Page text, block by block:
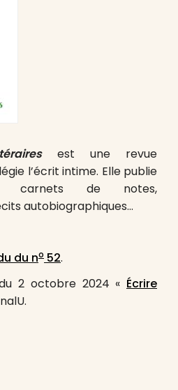
est une revue
l’écrit intime. Elle publie
carnets de notes,
autobiographiques…
du no 52.
2 octobre 2024 « Écrire